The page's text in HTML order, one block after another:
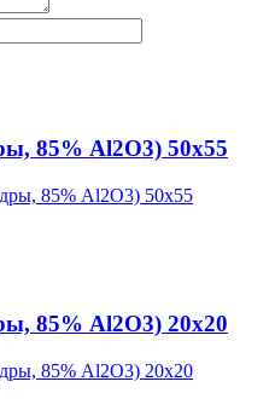
85% Al2O3) 50х55
85% Al2O3) 20х20